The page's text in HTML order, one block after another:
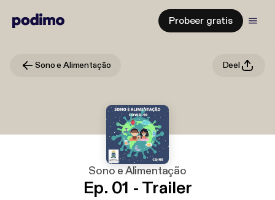
Probeer gratis
Sono e Alimentação Deel
Sono e Alimentação
Ep. 01 - Trailer